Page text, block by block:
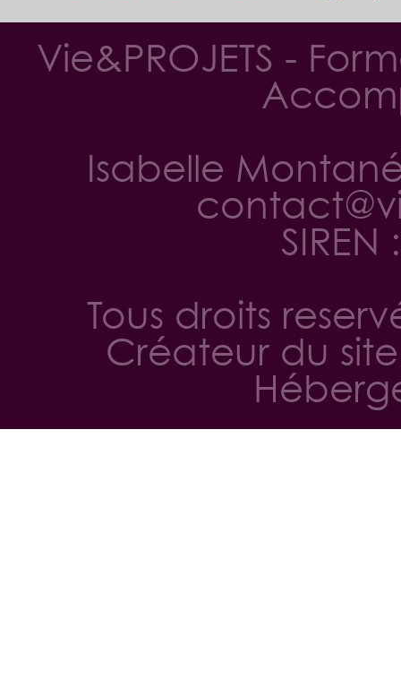
Vie&PROJETS -
Isabelle
SIREN
Tous droits
Créateur du